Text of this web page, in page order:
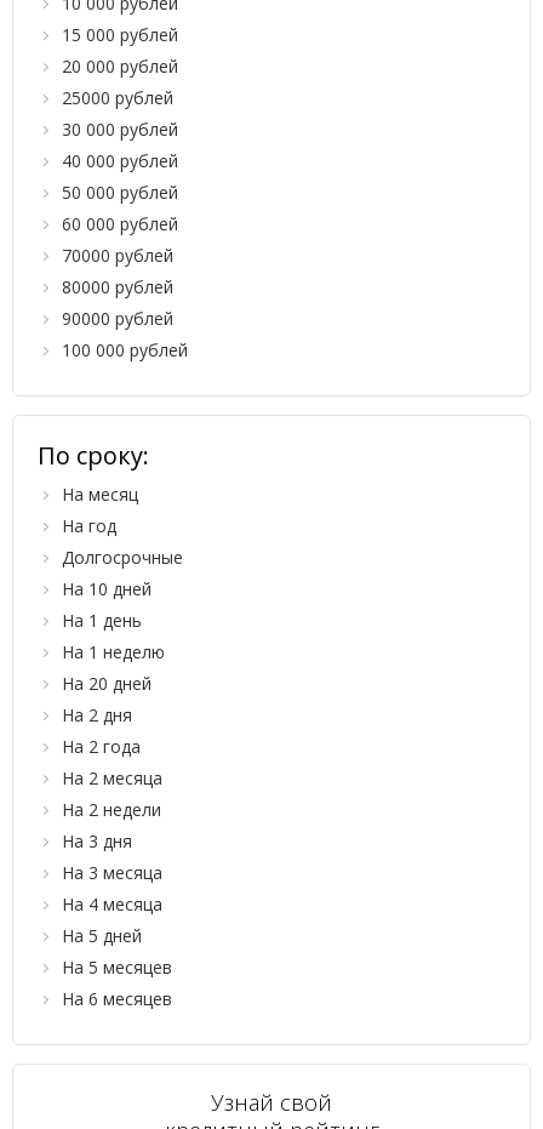
15 000 рублей
20 000 рублей
25000 рублей
30 000 рублей
40 000 рублей
50 000 рублей
60 000 рублей
70000 рублей
80000 рублей
90000 рублей
100 000 рублей
По сроку:
На месяц
На год
Долгосрочные
На 10 дней
На 1 день
На 1 неделю
На 20 дней
На 2 дня
На 2 года
На 2 месяца
На 2 недели
На 3 дня
На 3 месяца
На 4 месяца
На 5 дней
На 5 месяцев
На 6 месяцев
Узнай свой